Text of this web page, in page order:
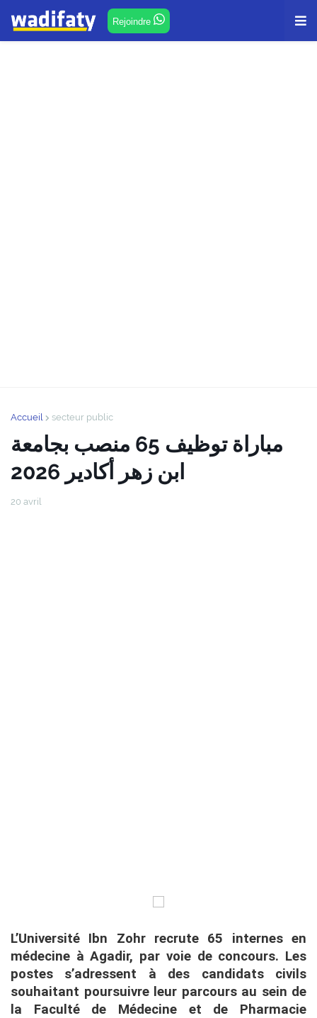
Rejoindre
Accueil secteur public
مباراة توظيف 65 منصب بجامعة
ابن زهر أكادير 2026
20 avril
L’Université Ibn Zohr recrute 65 internes en
médecine à Agadir, par voie de concours. Les
postes s’adressent à des candidats civils
souhaitant poursuivre leur parcours au sein de
la Faculté de Médecine et de Pharmacie